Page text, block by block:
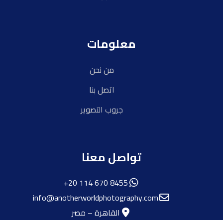
معلومات
من نحن
اتصل بنا
جروب التصوير
تواصل معنا
8455 670 114 20+
info@anotherworldphotography.com
القاهرة – مصر